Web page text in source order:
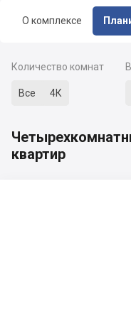
О комплексе
Количество комнат
Все 4К
квартир